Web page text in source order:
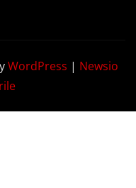
WordPress | Newsio